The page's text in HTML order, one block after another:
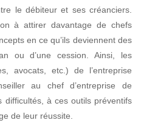
le débiteur et ses créanciers.
à attirer davantage de chefs
en ce qu’ils deviennent des
ou d’une cession. Ainsi, les
avocats, etc.) de l’entreprise
au chef d’entreprise de
difficultés, à ces outils préventifs
de leur réussite.